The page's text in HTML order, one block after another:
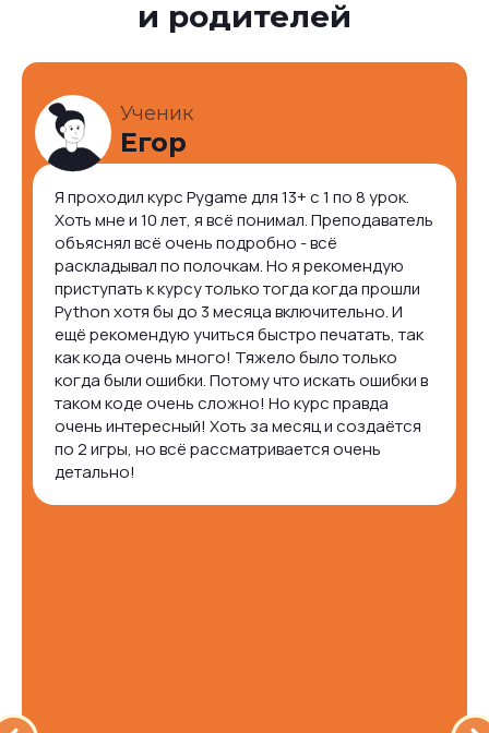
и родителей
Ученик
Егор
Я проходил курс Pygame для 13+ с 1 по 8 урок.
Хоть мне и 10 лет, я всё понимал. Преподаватель
объяснял всё очень подробно - всё
раскладывал по полочкам. Но я рекомендую
приступать к курсу только тогда когда прошли
Python хотя бы до 3 месяца включительно. И
ещё рекомендую учиться быстро печатать, так
как кода очень много! Тяжело было только
когда были ошибки. Потому что искать ошибки в
таком коде очень сложно! Но курс правда
очень интересный! Хоть за месяц и создаётся
по 2 игры, но всё рассматривается очень
детально!